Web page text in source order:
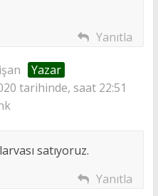
Yanıtla
Yazar
tarihinde, saat 22:51
satıyoruz.
Yanıtla